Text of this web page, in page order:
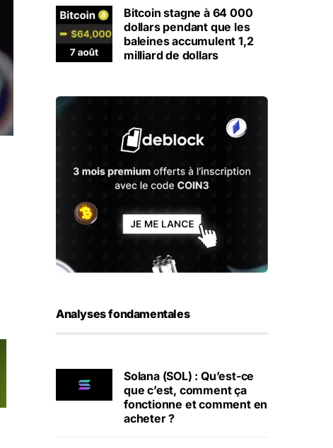
Bitcoin stagne à 64 000
dollars pendant que les
baleines accumulent 1,2
milliard de dollars
Analyses fondamentales
Solana (SOL) : Qu’est-ce
que c’est, comment ça
fonctionne et comment en
acheter ?